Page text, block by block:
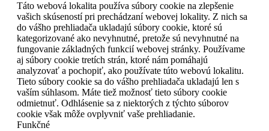
Táto webová lokalita používa súbory cookie na zlepšenie
vašich skúseností pri prechádzaní webovej lokality. Z nich sa
do vášho prehliadača ukladajú súbory cookie, ktoré sú
kategorizované ako nevyhnutné, pretože sú nevyhnutné na
fungovanie základných funkcií webovej stránky. Používame
aj súbory cookie tretích strán, ktoré nám pomáhajú
analyzovať a pochopiť, ako používate túto webovú lokalitu.
Tieto súbory cookie sa do vášho prehliadača ukladajú len s
vaším súhlasom. Máte tiež možnosť tieto súbory cookie
odmietnuť. Odhlásenie sa z niektorých z týchto súborov
cookie však môže ovplyvniť vaše prehliadanie.
Funkčné